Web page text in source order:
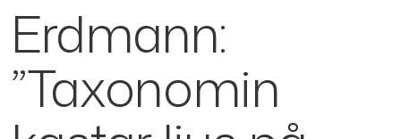
Erdmann:
”Taxonomin